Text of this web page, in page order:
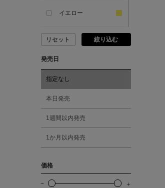
ANCIENT GREEK
SANDAL
ANDERSONS
ANTIPAST
ANYA HINDMARCH
イエロー
ピンク
レッド
オレンジ
シルバー
リセット 絞り込む
発売日
指定なし
本日発売
1週間以内発売
1か月以内発売
価格